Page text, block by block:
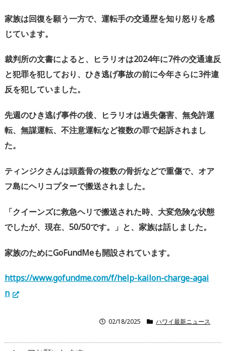
家族は回復を願う一方で、運転手の交通歴を知り怒りを感
じています。
裁判所の文書によると、ヒラリオは2024年に7件の交通違反
と犯罪を犯しており、ひき逃げ事故の前に今年さらに3件違
反を犯していました。
先週のひき逃げ事件の後、ヒラリオは過失傷害、無免許運
転、無謀運転、不注意運転など複数の罪で起訴されまし
た。
ティンジクさんは頭蓋骨の複数の骨折などで重傷で、オア
フ島にヘリコプターで搬送されました。
「クイーンズに救急ヘリで搬送された時、大変危険な状態
でしたが、現在、 50/50です。」と、家族は話しました。
家族のためにGoFundMeも開設されています。
https://www.gofundme.com/f/help-kailon-charge-agai
n
02/18/2025 ハワイ最新ニュース